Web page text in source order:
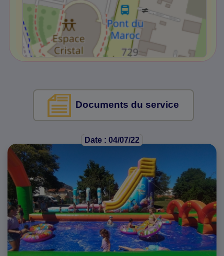
Documents du service
Date : 04/07/22